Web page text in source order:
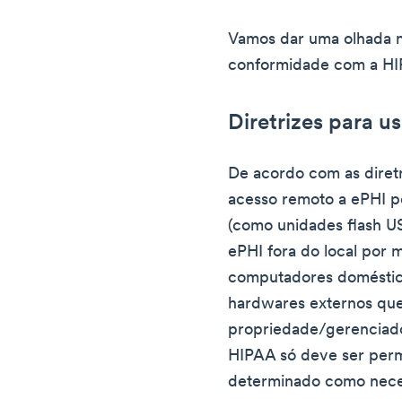
Vamos dar uma olhada
conformidade com a
Diretrizes para
De acordo com as
acesso remoto a ePHI
(como unidades flash
ePHI fora do local por
computadores
hardwares externos
propriedade/
HIPAA só deve ser
determinado como